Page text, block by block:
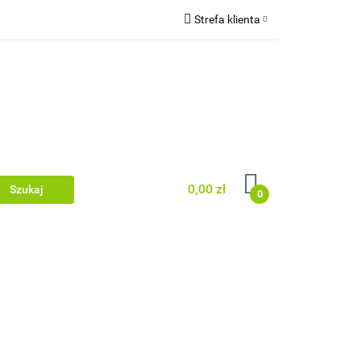
Strefa klienta
0,00 zł 0
dachowe/ rynny